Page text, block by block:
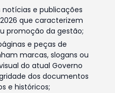
e publicações
que caracterizem
promoção da gestão;
e peças de
marcas, slogans ou
do atual Governo
dos documentos
e históricos;